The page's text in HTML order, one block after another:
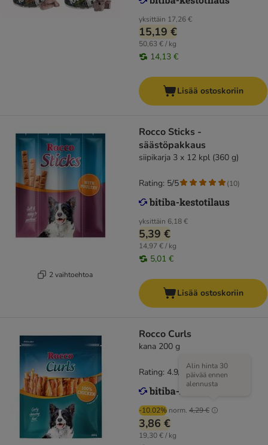
yksittäin 17,26 €
15,19 €
50,63 € / kg
14,13 €
Lisää ostoskoriin
2 vaihtoehtoa
Rocco Sticks -
säästöpakkaus
siipikarja 3 x 12 kpl (360 g)
yksittäin 6,18 €
5,39 €
14,97 € / kg
5,01 €
Rating: 5/5 (10)
Lisää ostoskoriin
Rocco Curls
kana 200 g
-10.02% norm. 4,29 €
Alin hinta 30
päivää ennen
alennusta
3,86 €
19,30 € / kg
Rating: 4.9/5